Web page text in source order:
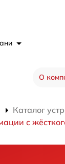
О
Каталог
с